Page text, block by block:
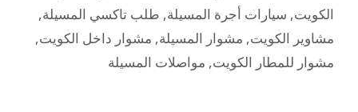
الكويت, سيارات أجرة المسيلة, طلب تاكسي المسيلة,
مشاوير الكويت, مشوار المسيلة, مشوار داخل الكويت,
مشوار للمطار الكويت, مواصلات المسيلة